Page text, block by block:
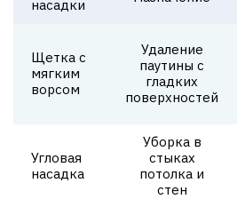
насадки
Щетка с
мягким
ворсом
Удаление
паутины с
гладких
поверхностей
Угловая
насадка
Уборка в
стыках
потолка и
стен